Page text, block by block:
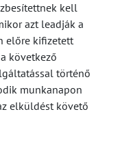
kell
azt leadják a
előre kifizetett
következő
történő
munkanapon
elküldést követő